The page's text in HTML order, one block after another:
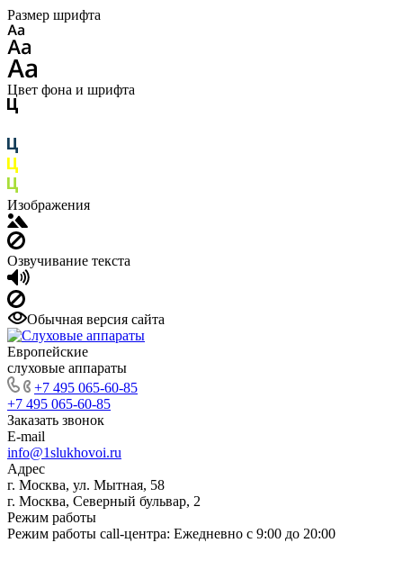
Размер шрифта
Цвет фона и шрифта
Изображения
Озвучивание текста
Обычная версия сайта
Европейские
слуховые аппараты
+7 495 065-60-85
+7 495 065-60-85
Заказать звонок
E-mail
info@1slukhovoi.ru
Адрес
г. Москва, ул. Мытная, 58
г. Москва, Северный бульвар, 2
Режим работы
Режим работы call-центра: Ежедневно с 9:00 до 20:00